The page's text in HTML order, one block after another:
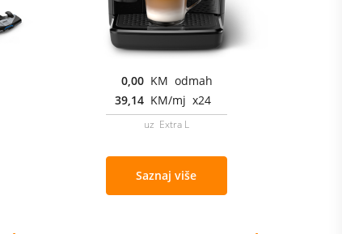
0,00 KM odmah
39,14 KM/mj x24
uz Extra L
Saznaj više